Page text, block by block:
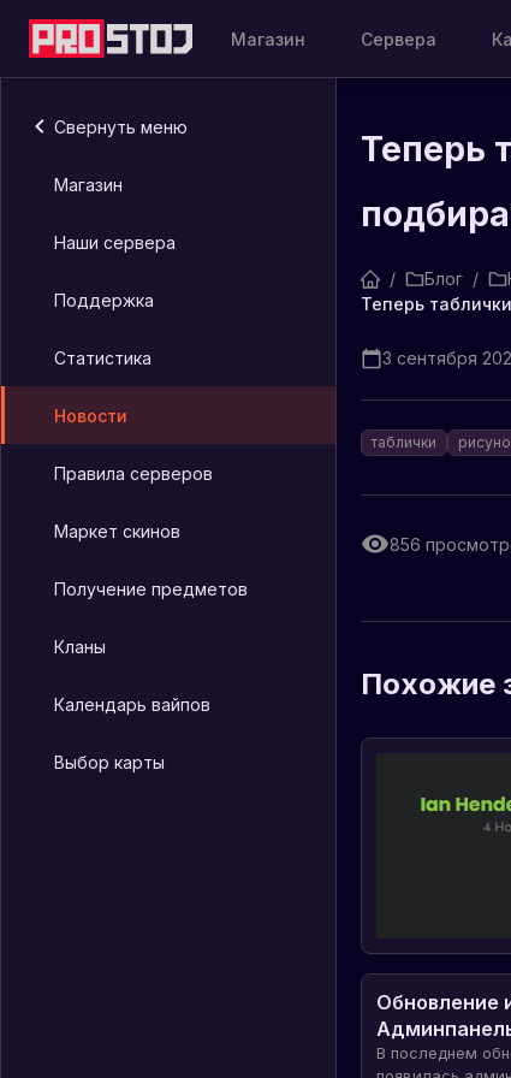
Магазин Сервера
Свернуть меню
Магазин
Наши сервера
Поддержка
Статистика
Новости
Правила серверов
Маркет скинов
Получение предметов
Кланы
Календарь вайпов
Выбор карты
Теперь
/ Блог /
3 сентября
таблички
856
Похожие
Обновление
жизни и
В последнем